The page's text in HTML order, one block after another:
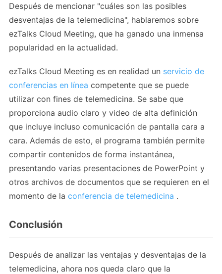
Después de mencionar "cuáles son las posibles
desventajas de la telemedicina", hablaremos sobre
ezTalks Cloud Meeting, que ha ganado una inmensa
popularidad en la actualidad.
ezTalks Cloud Meeting es en realidad un servicio de
conferencias en línea competente que se puede
utilizar con fines de telemedicina. Se sabe que
proporciona audio claro y video de alta definición
que incluye incluso comunicación de pantalla cara a
cara. Además de esto, el programa también permite
compartir contenidos de forma instantánea,
presentando varias presentaciones de PowerPoint y
otros archivos de documentos que se requieren en el
momento de la conferencia de telemedicina .
Conclusión
Después de analizar las ventajas y desventajas de la
telemedicina, ahora nos queda claro que la